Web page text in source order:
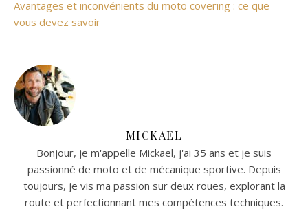
Avantages et inconvénients du moto covering : ce que
vous devez savoir
MICKAEL
Bonjour, je m'appelle Mickael, j'ai 35 ans et je suis
passionné de moto et de mécanique sportive. Depuis
toujours, je vis ma passion sur deux roues, explorant la
route et perfectionnant mes compétences techniques.